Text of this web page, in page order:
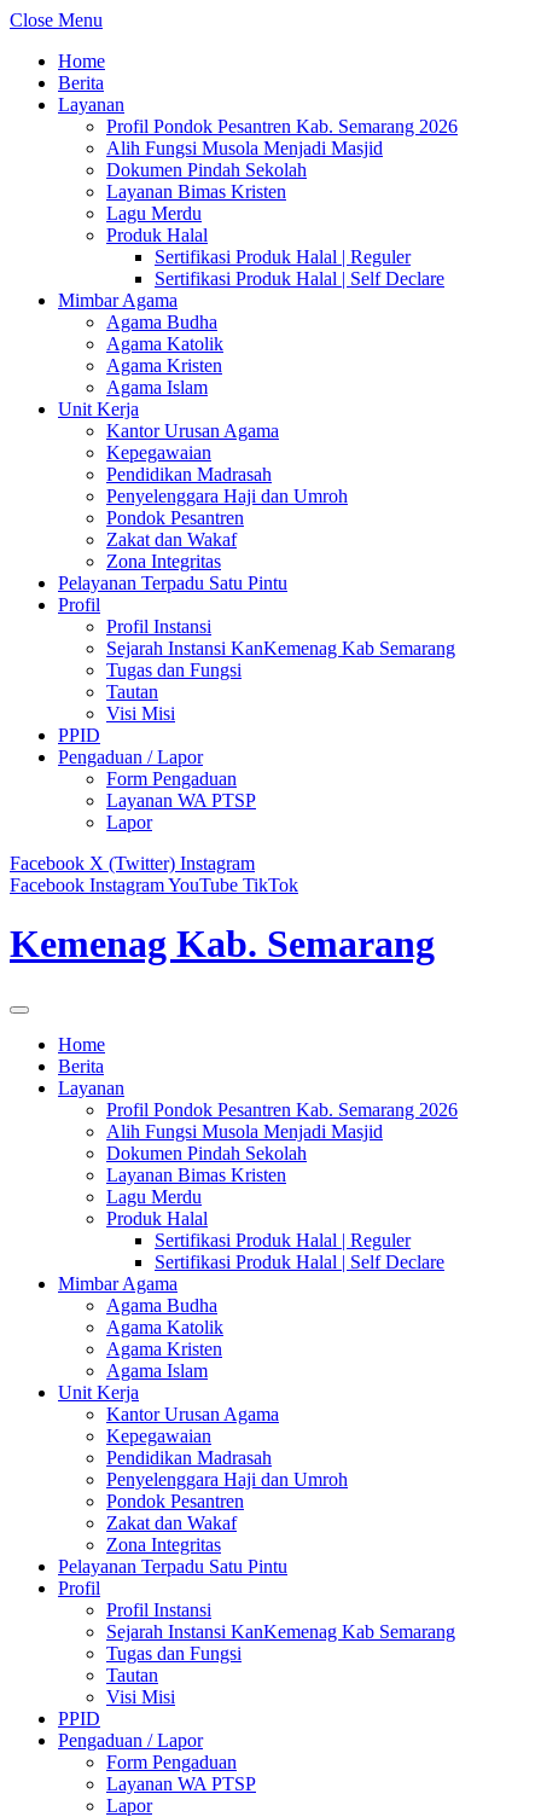
Close Menu
Home
Berita
Layanan
Profil Pondok Pesantren Kab. Semarang 2026
Alih Fungsi Musola Menjadi Masjid
Dokumen Pindah Sekolah
Layanan Bimas Kristen
Lagu Merdu
Produk Halal
Sertifikasi Produk Halal | Reguler
Sertifikasi Produk Halal | Self Declare
Mimbar Agama
Agama Budha
Agama Katolik
Agama Kristen
Agama Islam
Unit Kerja
Kantor Urusan Agama
Kepegawaian
Pendidikan Madrasah
Penyelenggara Haji dan Umroh
Pondok Pesantren
Zakat dan Wakaf
Zona Integritas
Pelayanan Terpadu Satu Pintu
Profil
Profil Instansi
Sejarah Instansi KanKemenag Kab Semarang
Tugas dan Fungsi
Tautan
Visi Misi
PPID
Pengaduan / Lapor
Form Pengaduan
Layanan WA PTSP
Lapor
Facebook X (Twitter) Instagram
Facebook InstagramYouTube TikTok
Kemenag Kab. Semarang
Home
Berita
Layanan
Profil Pondok Pesantren Kab. Semarang 2026
Alih Fungsi Musola Menjadi Masjid
Dokumen Pindah Sekolah
Layanan Bimas Kristen
Lagu Merdu
Produk Halal
Sertifikasi Produk Halal | Reguler
Sertifikasi Produk Halal | Self Declare
Mimbar Agama
Agama Budha
Agama Katolik
Agama Kristen
Agama Islam
Unit Kerja
Kantor Urusan Agama
Kepegawaian
Pendidikan Madrasah
Penyelenggara Haji dan Umroh
Pondok Pesantren
Zakat dan Wakaf
Zona Integritas
Pelayanan Terpadu Satu Pintu
Profil
Profil Instansi
Sejarah Instansi KanKemenag Kab Semarang
Tugas dan Fungsi
Tautan
Visi Misi
PPID
Pengaduan / Lapor
Form Pengaduan
Layanan WA PTSP
Lapor